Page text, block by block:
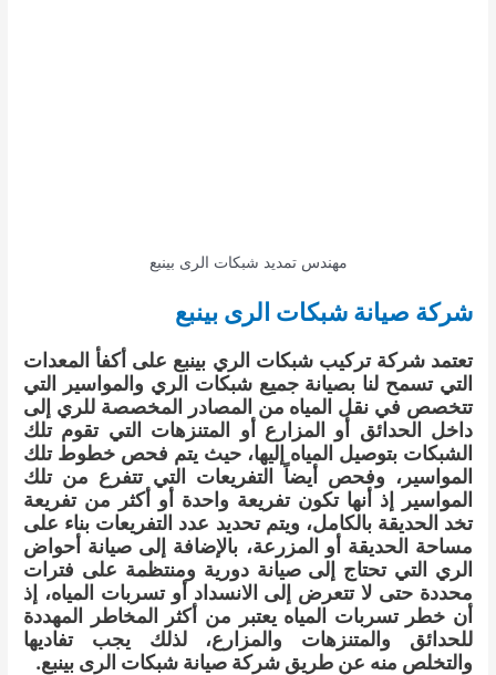
مهندس تمديد شبكات الرى بينبع
شركة صيانة شبكات الرى بينبع
تعتمد شركة تركيب شبكات الري بينبع على أكفأ المعدات
التي تسمح لنا بصيانة جميع شبكات الري والمواسير التي
تتخصص في نقل المياه من المصادر المخصصة للري إلى
داخل الحدائق أو المزارع أو المتنزهات التي تقوم تلك
الشبكات بتوصيل المياه إليها، حيث يتم فحص خطوط تلك
المواسير، وفحص أيضاً التفريعات التي تتفرع من تلك
المواسير إذ أنها تكون تفريعة واحدة أو أكثر من تفريعة
تخد الحديقة بالكامل، ويتم تحديد عدد التفريعات بناء على
مساحة الحديقة أو المزرعة، بالإضافة إلى صيانة أحواض
الري التي تحتاج إلى صيانة دورية ومنتظمة على فترات
محددة حتى لا تتعرض إلى الانسداد أو تسربات المياه، إذ
أن خطر تسربات المياه يعتبر من أكثر المخاطر المهددة
للحدائق والمتنزهات والمزارع، لذلك يجب تفاديها
والتخلص منه عن طريق شركة صيانة شبكات الرى بينبع.